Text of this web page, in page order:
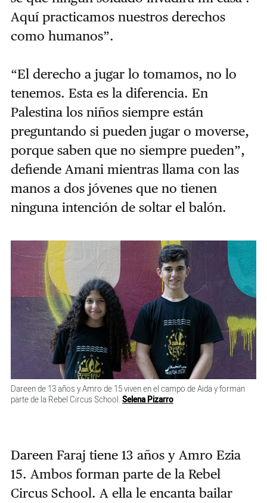
Aquí practicamos nuestros derechos
como humanos”.
“El derecho a jugar lo tomamos, no lo
tenemos. Esta es la diferencia. En
Palestina los niños siempre están
preguntando si pueden jugar o moverse,
porque saben que no siempre pueden”,
defiende Amani mientras llama con las
manos a dos jóvenes que no tienen
ninguna intención de soltar el balón.
Dareen de 13 años y Amro de 15 viven en el campo de Aida y forman
parte de la Rebel Circus School. Selena Pizarro
Dareen Faraj tiene 13 años y Amro Ezia
15. Ambos forman parte de la Rebel
Circus School. A ella le encanta bailar